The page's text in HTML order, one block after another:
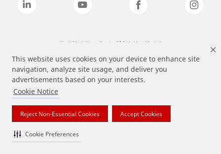
This website uses cookies on your device to enhance site
navigation, analyze site usage, and deliver you
advertisements based on your interests.
Cookie Notice
Reject Non-Essential Cookies Accept Cookies
Cookie Preferences
상기 열거된 브랜드는 3M의 상표입니다.